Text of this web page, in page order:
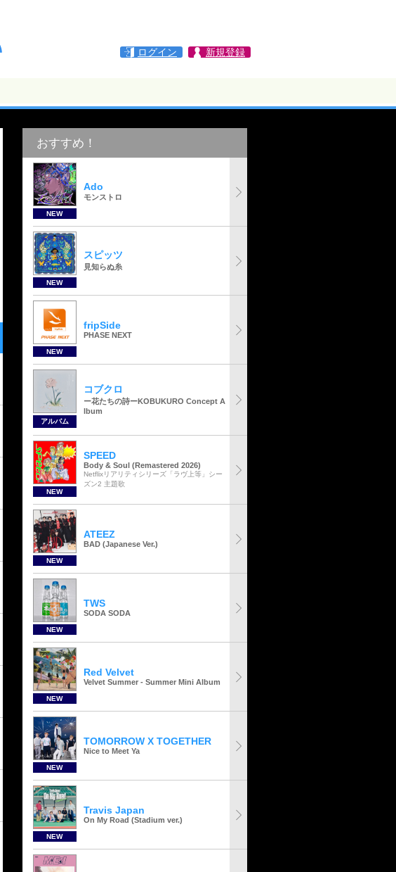
ログイン 新規登録
おすすめ！
NEW
Ado
モンストロ
NEW
スピッツ
見知らぬ糸
NEW
fripSide
PHASE NEXT
アルバム
コブクロ
ー花たちの詩ーKOBUKURO Concept A
lbum
NEW
SPEED
Body & Soul (Remastered 2026)
Netflixリアリティシリーズ「ラヴ上等」シー
ズン2 主題歌
NEW
ATEEZ
BAD (Japanese Ver.)
NEW
TWS
SODA SODA
NEW
Red Velvet
Velvet Summer - Summer Mini Album
NEW
TOMORROW X TOGETHER
Nice to Meet Ya
NEW
Travis Japan
On My Road (Stadium ver.)